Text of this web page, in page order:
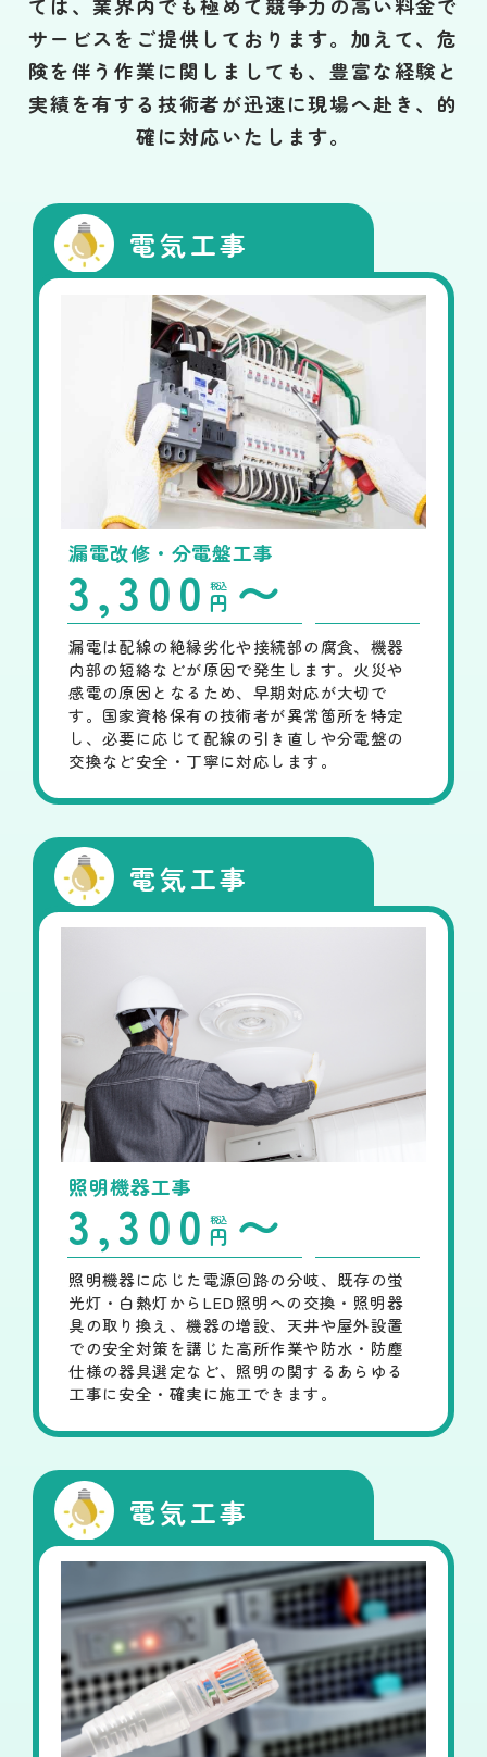
ては、業界内でも極めて競争力の高い料金で
サービスをご提供しております。加えて、危
険を伴う作業に関しましても、豊富な経験と
実績を有する技術者が迅速に現場へ赴き、的
確に対応いたします。
電気工事
漏電改修・分電盤工事
3,300 円 〜
税込
漏電は配線の絶縁劣化や接続部の腐食、機器
内部の短絡などが原因で発生します。火災や
感電の原因となるため、早期対応が大切で
す。国家資格保有の技術者が異常箇所を特定
し、必要に応じて配線の引き直しや分電盤の
交換など安全・丁寧に対応します。
電気工事
照明機器工事
3,300 円 〜
税込
照明機器に応じた電源回路の分岐、既存の蛍
光灯・白熱灯からLED照明への交換・照明器
具の取り換え、機器の増設、天井や屋外設置
での安全対策を講じた高所作業や防水・防塵
仕様の器具選定など、照明の関するあらゆる
工事に安全・確実に施工できます。
電気工事